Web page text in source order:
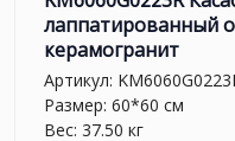
лаппатированный
керамогранит
Артикул:
Размер: 60*60 см
Вес: 37.50 кг